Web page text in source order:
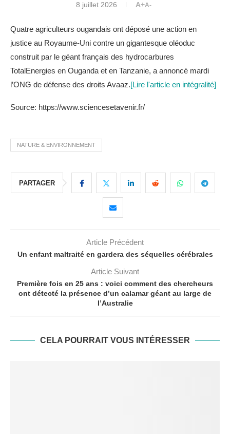
8 juillet 2026 A+A-
Quatre agriculteurs ougandais ont déposé une action en
justice au Royaume-Uni contre un gigantesque oléoduc
construit par le géant français des hydrocarbures
TotalEnergies en Ouganda et en Tanzanie, a annoncé mardi
l’ONG de défense des droits Avaaz.[Lire l'article en intégralité]
Source: https://www.sciencesetavenir.fr/
NATURE & ENVIRONNEMENT
PARTAGER
Article Précédent
Un enfant maltraité en gardera des séquelles cérébrales
Article Suivant
Première fois en 25 ans : voici comment des chercheurs
ont détecté la présence d’un calamar géant au large de
l’Australie
CELA POURRAIT VOUS INTÉRESSER